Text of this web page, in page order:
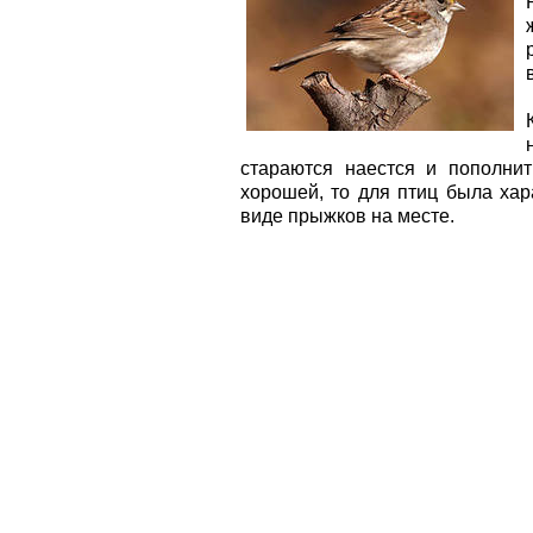
стараются наестся и
хорошей, то для птиц была
виде прыжков на месте.